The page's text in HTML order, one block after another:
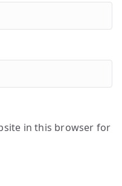
in this browser for